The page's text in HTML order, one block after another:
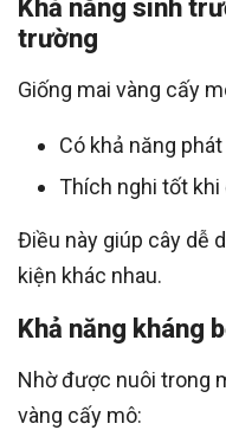
Khả năng sinh
trường
Giống mai vàng cấy
Có khả năng
Thích nghi tốt
Điều này giúp cây dễ
kiện khác nhau.
Khả năng kháng
Nhờ được nuôi trong
vàng cấy mô: